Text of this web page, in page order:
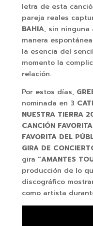
letra de esta
pareja reales
BAHIA, sin
manera
la esencia del
momento la
relación.
Por estos días,
nominada en 3
NUESTRA TIERRA
CANCIÓN
FAVORITA DEL
GIRA DE
gira “AMANTES
producción de lo
discográfico
como artista